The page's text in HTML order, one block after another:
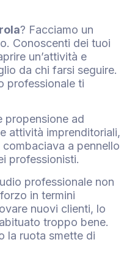
? Facciamo un
Conoscenti dei tuoi
un’attività e
da chi farsi seguire.
professionale ti
propensione ad
attività imprenditoriali,
a pennello
professionisti.
professionale non
in termini
nuovi clienti, lo
troppo bene.
la ruota smette di